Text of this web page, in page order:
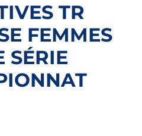
TR
FEMMES
SÉRIE